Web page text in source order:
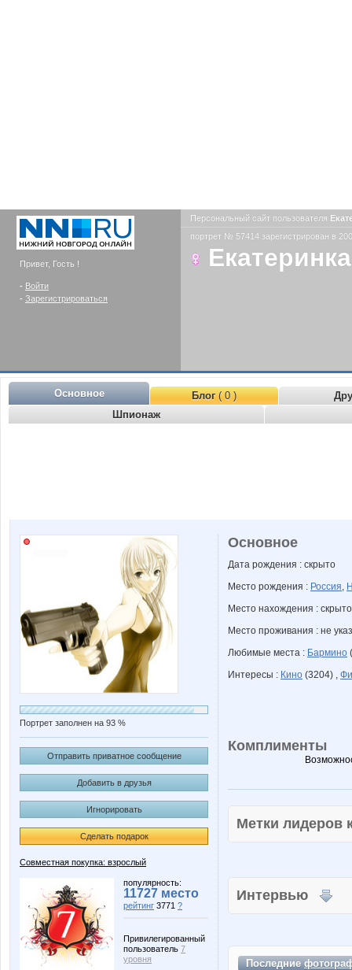
Привет, Гость !
- Войти
- Зарегистрироваться
Персональный сайт пользователя
портрет № 57414 зарегистрирован в
Екатеринка
Основное Блог( 0 )
Шпионаж
Портрет заполнен на 93 %
Отправить приватное сообщение
Добавить в друзья
Игнорировать
Сделать подарок
Совместная покупка: взрослый
популярность:
11727 место
рейтинг 3771 ?
Привилегированный
пользователь 7
уровня
Основное
Дата рождения : скрыто
Место рождения : Россия,
Место нахождения : скрыто
Место проживания : не
Любимые места : Бармино
Интересы : Кино (3204) ,
Комплименты
Метки
Интервью
Последние